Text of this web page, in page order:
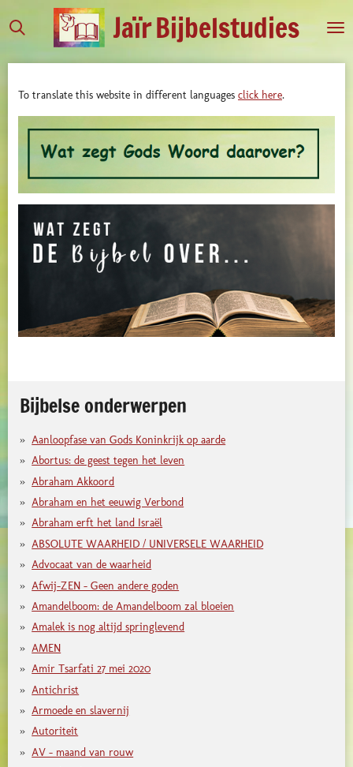
direct
hoofdinhoud
JaïrBijbelstudies
To translate this website in different languages click here.
Bijbelse onderwerpen
Aanloopfase van Gods Koninkrijk op aarde
Abortus: de geest tegen het leven
Abraham Akkoord
Abraham en het eeuwig Verbond
Abraham erft het land Israël
ABSOLUTE WAARHEID / UNIVERSELE WAARHEID
Advocaat van de waarheid
Afwij-ZEN - Geen andere goden
Amandelboom: de Amandelboom zal bloeien
Amalek is nog altijd springlevend
AMEN
Amir Tsarfati 27 mei 2020
Antichrist
Armoede en slavernij
Autoriteit
AV - maand van rouw